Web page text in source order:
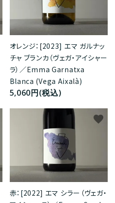
オレンジ：[2023] エマ ガルナッ
チャ ブランカ（ヴェガ・アイシャー
ラ）／Emma Garnatxa
Blanca (Vega Aixalà)
5,060円(税込)
赤：[2022] エマ シラー（ヴェガ・
favorite